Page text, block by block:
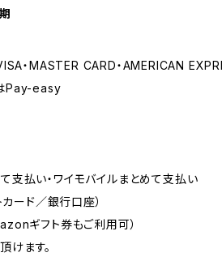
・MASTER CARD・AMERICAN
Pay-easy
て支払い・ワイモバイルまとめて支払い
ード／銀行口座）
ギフト券もご利用可）
けます。